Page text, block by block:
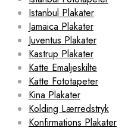
Istanbul Plakater
Jamaica Plakater
Juventus Plakater
Kastrup Plakater
Katte Emaljeskilte
Katte Fototapeter
Kina Plakater
Kolding Lærredstryk
Konfirmations Plakater